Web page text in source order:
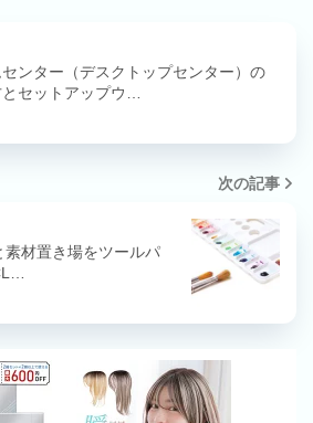
センター（デスクトップセンター）の
セットアップウ…
次の記事
材置き場をツールパ